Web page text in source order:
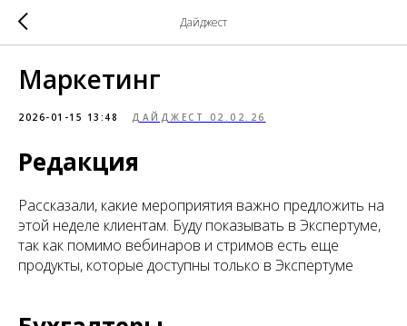
Дайджест
Маркетинг
2026-01-15 13:48 ДАЙДЖЕСТ 02.02.26
Редакция
Рассказали, какие мероприятия важно предложить на
этой неделе клиентам. Буду показывать в Экспертуме,
так как помимо вебинаров и стримов есть еще
продукты, которые доступны только в Экспертуме